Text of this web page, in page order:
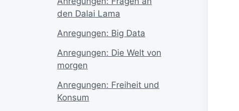
den Dalai Lama
Anregungen: Big Data
Anregungen: Die Welt von
morgen
Anregungen: Freiheit und
Konsum